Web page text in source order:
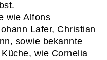
wie Alfons
Lafer, Christian
sowie bekannte
wie Cornelia